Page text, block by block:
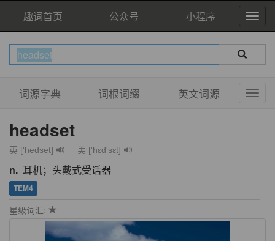
趣词首页 公众号 小程序
词源字典 词根词缀 英文词源
headset
英 ['hedset] 美 ['hɛd'sɛt]
n. 耳机；头戴式受话器
TEM4
星级词汇: